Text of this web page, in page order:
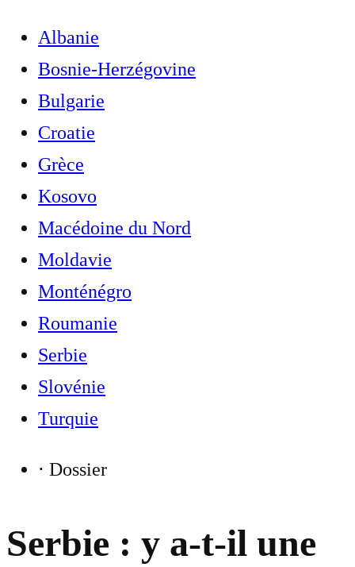
Albanie
Bosnie-Herzégovine
Bulgarie
Croatie
Grèce
Kosovo
Macédoine du Nord
Moldavie
Monténégro
Roumanie
Serbie
Slovénie
Turquie
⋅ Dossier
Serbie : y a-t-il une